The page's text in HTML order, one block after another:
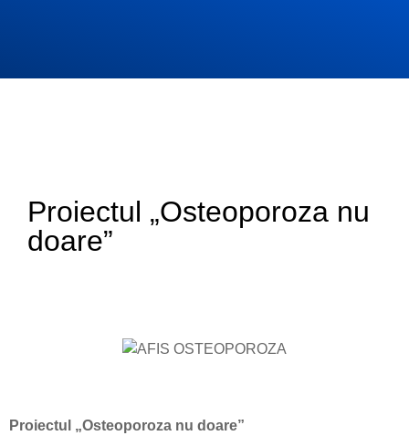
Proiectul „Osteoporoza nu
doare”
Proiectul „Osteoporoza nu doare”